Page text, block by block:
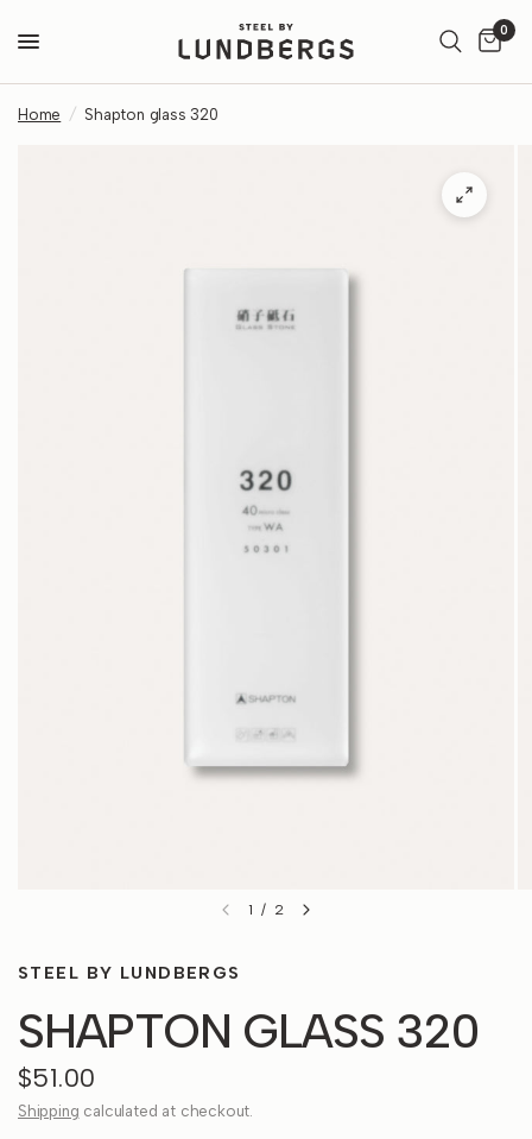
0
Home / Shapton glass 320
1 / 2
STEEL BY LUNDBERGS
SHAPTON GLASS 320
$51.00
Shipping calculated at checkout.